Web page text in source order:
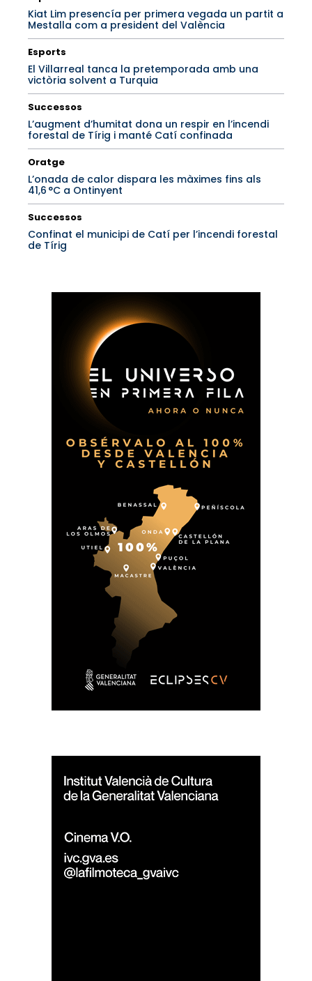
Kiat Lim presencía per primera vegada un partit a
Mestalla com a president del València
Esports
El Villarreal tanca la pretemporada amb una
victòria solvent a Turquia
Successos
L’augment d’humitat dona un respir en l’incendi
forestal de Tírig i manté Catí confinada
Oratge
L’onada de calor dispara les màximes fins als
41,6 °C a Ontinyent
Successos
Confinat el municipi de Catí per l’incendi forestal
de Tírig